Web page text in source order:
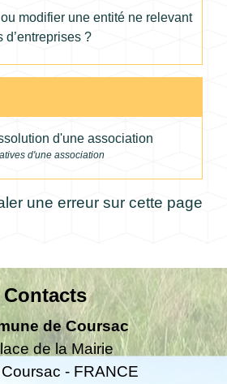
modifier une entité ne relevant
d’entreprises ?
d'une association
d'une association
une erreur sur cette page
Contacts
de Coursac
de la Mairie
- FRANCE